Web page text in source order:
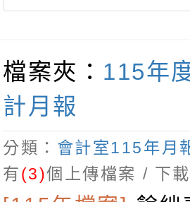
明，可先下載「
願服務學習活動
年8月1日開始之
習時數方可採計
學習積分說明
檔案夾： 115年
計月報
分類： 會計室115年月
有(3)個上傳檔案 / 下